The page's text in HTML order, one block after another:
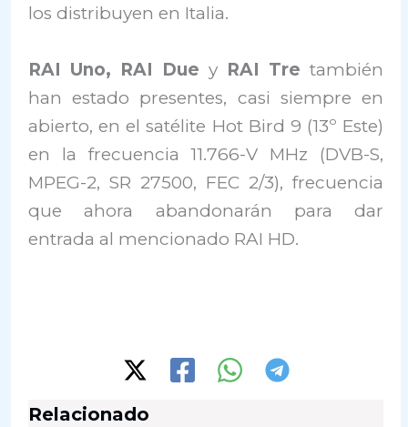
los distribuyen en Italia.
RAI Uno, RAI Due y RAI Tre también
han estado presentes, casi siempre en
abierto, en el satélite Hot Bird 9 (13º Este)
en la frecuencia 11.766-V MHz (DVB-S,
MPEG-2, SR 27500, FEC 2/3), frecuencia
que ahora abandonarán para dar
entrada al mencionado RAI HD.
Relacionado